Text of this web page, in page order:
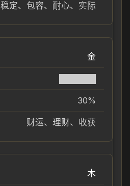
稳定、包容、耐心、实际
金
30%
财运、理财、收获
木